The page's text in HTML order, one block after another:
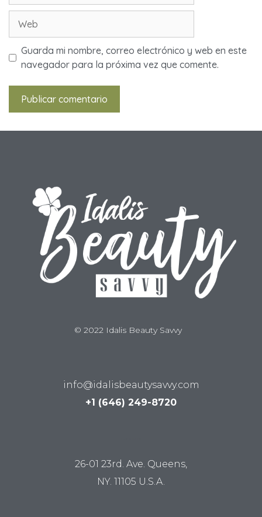
Guarda mi nombre, correo electrónico y web en este
navegador para la próxima vez que comente.
© 2022 Idalis Beauty Savvy
info@idalisbeautysavvy.com
+1 (646) 249-8720
26-01 23rd. Ave. Queens,
NY. 11105 U.S.A.